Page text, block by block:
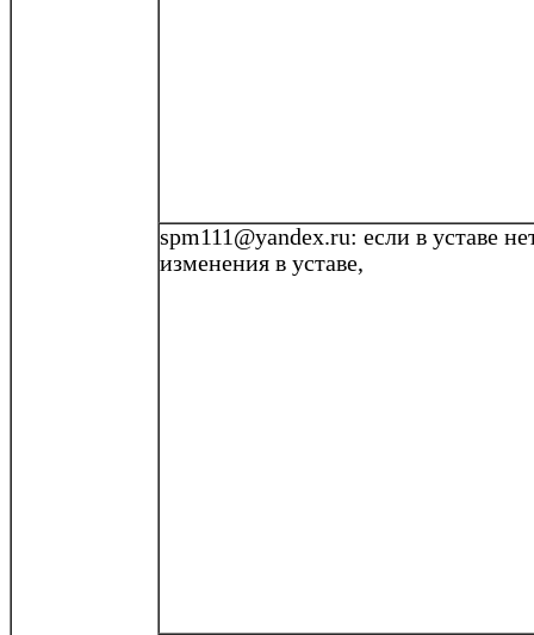
spm111@yandex.ru: если в уставе
изменения в уставе,